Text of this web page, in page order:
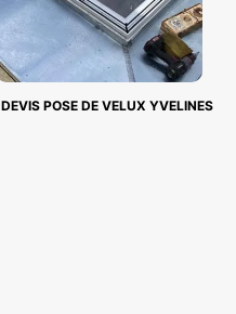
DEVIS POSE DE VELUX YVELINES